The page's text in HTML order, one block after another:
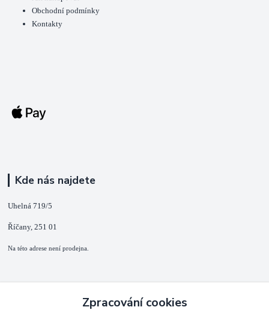
Obchodní podmínky
Kontakty
Kde nás najdete
Uhelná 719/5
Říčany, 251 01
Na této adrese není prodejna.
Zpracování cookies